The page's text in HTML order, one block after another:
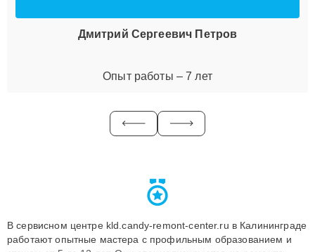
Дмитрий Сергеевич Петров
Опыт работы – 7 лет
В сервисном центре kld.candy-remont-center.ru в Калининграде
работают опытные мастера с профильным образованием и